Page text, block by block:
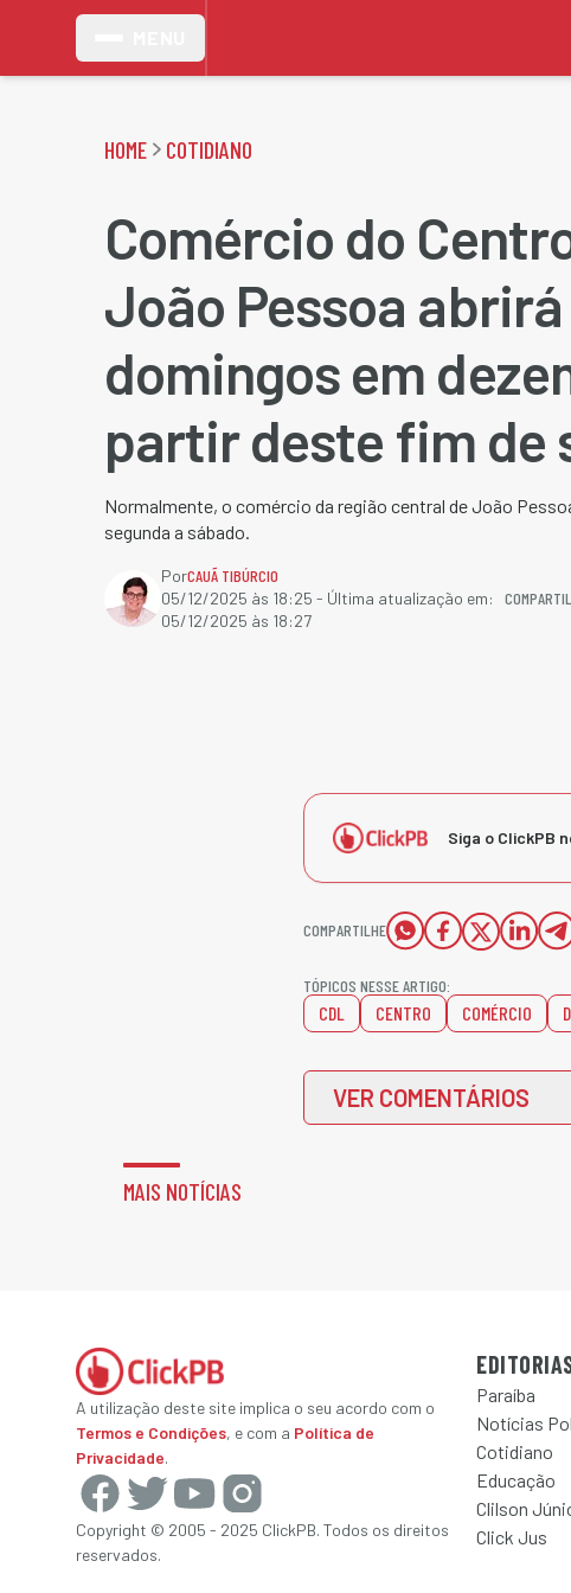
HOME COTIDIANO
Comércio do
João Pessoa
domingos em
partir deste fim de
Normalmente, o comércio da região central de João
segunda a sábado.
PorCAUÃ TIBÚRCIO
05/12/2025 às 18:25 - Última atualização em:
05/12/2025 às 18:27
Siga o ClickPB
COMPARTILHE
TÓPICOS NESSE ARTIGO:
CDL CENTRO COMÉRCIO
VER COMENTÁRIOS
MAIS NOTÍCIAS
A utilização deste site implica o seu acordo com o
Termos e Condições, e com a Política de
Privacidade.
Copyright © 2005 - 2025 ClickPB. Todos os direitos
reservados.
Paraíba
Notícias
Cotidiano
Educação
Clilson
Click Jus